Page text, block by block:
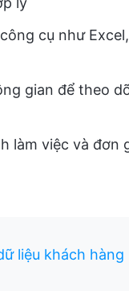
cụ như
gian để theo
làm việc và đơn
liệu khách hàng